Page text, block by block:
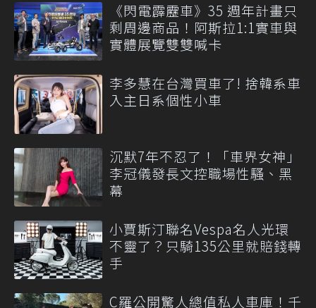
《閃電霹靂車》35 週年計畫只
剩周邊商品！阿斯拉1:1實車與
實體展覽雙雙喊卡
李多慧在台灣買車了! 捨韓系車
入主日系個性小車
沉默7年不忍了！「車界女神」
李冠儀發長文控職場性騷、黑
幕
小賈斯汀聯名Vespa名人光環
不靈了？只騎135公里就賠錢轉
手
C羅公開驚人總值私人車庫！千